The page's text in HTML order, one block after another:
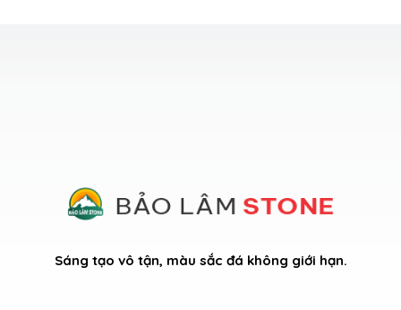
Sáng tạo vô tận, màu sắc đá không giới hạn.